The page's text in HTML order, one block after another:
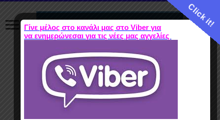
Click it!
Γίνε μέλος στο κανάλι μας στο Viber για
να ενημερώνεσαι για τις νέες μας αγγελίες